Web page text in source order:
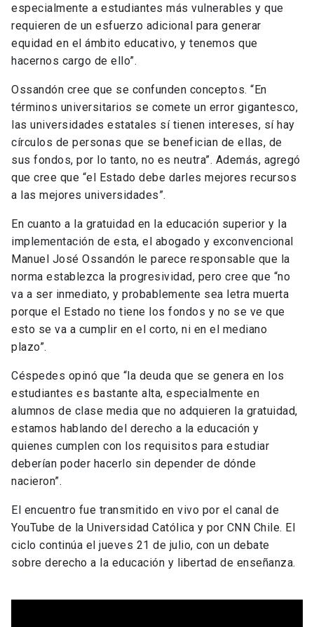
especialmente a estudiantes más vulnerables y que
requieren de un esfuerzo adicional para generar
equidad en el ámbito educativo, y tenemos que
hacernos cargo de ello”.
Ossandón cree que se confunden conceptos. “En
términos universitarios se comete un error gigantesco,
las universidades estatales sí tienen intereses, sí hay
círculos de personas que se benefician de ellas, de
sus fondos, por lo tanto, no es neutra”. Además, agregó
que cree que “el Estado debe darles mejores recursos
a las mejores universidades”.
En cuanto a la gratuidad en la educación superior y la
implementación de esta, el abogado y exconvencional
Manuel José Ossandón le parece responsable que la
norma establezca la progresividad, pero cree que “no
va a ser inmediato, y probablemente sea letra muerta
porque el Estado no tiene los fondos y no se ve que
esto se va a cumplir en el corto, ni en el mediano
plazo”.
Céspedes opinó que “la deuda que se genera en los
estudiantes es bastante alta, especialmente en
alumnos de clase media que no adquieren la gratuidad,
estamos hablando del derecho a la educación y
quienes cumplen con los requisitos para estudiar
deberían poder hacerlo sin depender de dónde
nacieron”.
El encuentro fue transmitido en vivo por el canal de
YouTube de la Universidad Católica y por CNN Chile. El
ciclo continúa el jueves 21 de julio, con un debate
sobre derecho a la educación y libertad de enseñanza.